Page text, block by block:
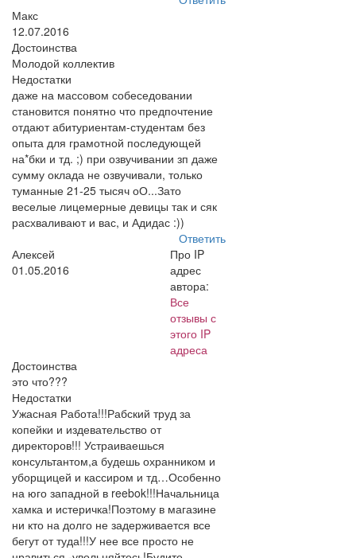
Макс
12.07.2016
Достоинства
Молодой коллектив
Недостатки
даже на массовом собеседовании
становится понятно что предпочтение
отдают абитуриентам-студентам без
опыта для грамотной последующей
на*бки и тд. ;) при озвучивании зп даже
сумму оклада не озвучивали, только
туманные 21-25 тысяч оО...Зато
веселые лицемерные девицы так и сяк
расхваливают и вас, и Адидас :))
Ответить
Алексей
01.05.2016
Про IP
адрес
автора:
Все
отзывы с
этого IP
адреса
Достоинства
это что???
Недостатки
Ужасная Работа!!!Рабский труд за
копейки и издевательство от
директоров!!! Устраиваешься
консультантом,а будешь охранником и
уборщицей и кассиром и тд…Особенно
на юго западной в reebok!!!Начальница
хамка и истеричка!Поэтому в магазине
ни кто на долго не задерживается все
бегут от туда!!!У нее все просто не